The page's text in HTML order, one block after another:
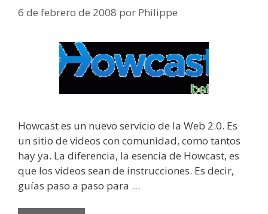
6 de febrero de 2008 por Philippe
Howcast es un nuevo servicio de la Web 2.0. Es
un sitio de videos con comunidad, como tantos
hay ya. La diferencia, la esencia de Howcast, es
que los videos sean de instrucciones. Es decir,
guías paso a paso para …